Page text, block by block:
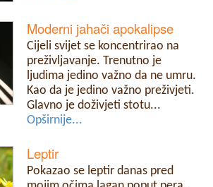
Moderni jahači apokalipse
Cijeli svijet se koncentrirao na
preživljavanje. Trenutno je
ljudima jedino važno da ne umru.
Kao da je jedino važno preživjeti.
Glavno je doživjeti stotu...
Opširnije...
Leptir
Pokazao se leptir danas pred